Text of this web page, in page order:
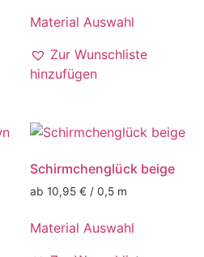
Material Auswahl
Zur Wunschliste
hinzufügen
Schirmchenglück beige
ab 10,95 € / 0,5 m
Material Auswahl